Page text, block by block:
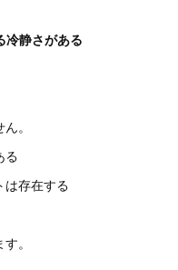
冷静さがある
。
る
は存在する
。